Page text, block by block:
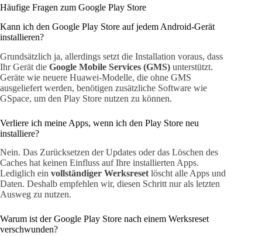
Häufige Fragen zum Google Play Store
Kann ich den Google Play Store auf jedem Android-Gerät
installieren?
Grundsätzlich ja, allerdings setzt die Installation voraus, dass
Ihr Gerät die Google Mobile Services (GMS) unterstützt.
Geräte wie neuere Huawei-Modelle, die ohne GMS
ausgeliefert werden, benötigen zusätzliche Software wie
GSpace, um den Play Store nutzen zu können.
Verliere ich meine Apps, wenn ich den Play Store neu
installiere?
Nein. Das Zurücksetzen der Updates oder das Löschen des
Caches hat keinen Einfluss auf Ihre installierten Apps.
Lediglich ein vollständiger Werksresetlöscht alle Apps und
Daten. Deshalb empfehlen wir, diesen Schritt nur als letzten
Ausweg zu nutzen.
Warum ist der Google Play Store nach einem Werksreset
verschwunden?